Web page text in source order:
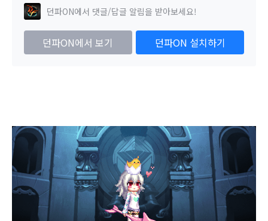
던파ON에서 댓글/답글 알림을 받아보세요!
던파ON에서 보기 던파ON 설치하기